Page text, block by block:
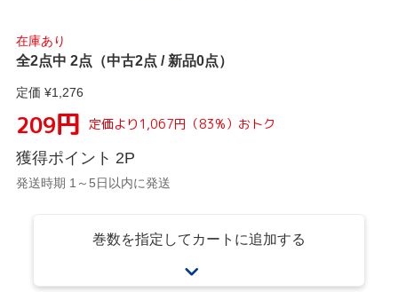
在庫あり
全2点中 2点（中古2点 / 新品0点）
定価 ¥1,276
209円 定価より 1,067円 （83%） おトク
獲得ポイント 2P
発送時期 1～5日以内に発送
巻数を指定してカートに追加する